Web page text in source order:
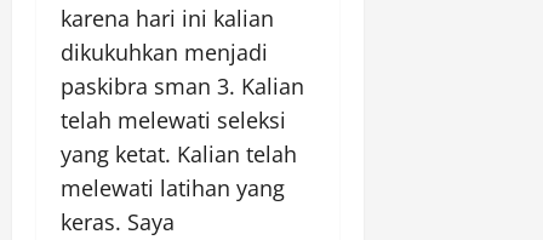
karena hari ini kalian
dikukuhkan menjadi
paskibra sman 3. Kalian
telah melewati seleksi
yang ketat. Kalian telah
melewati latihan yang
keras. Saya